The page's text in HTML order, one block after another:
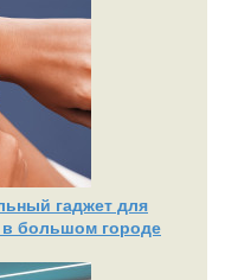
гаджет для
в большом городе